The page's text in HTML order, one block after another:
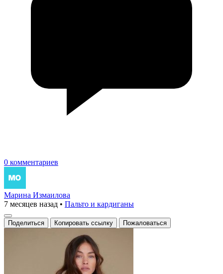
0 комментариев
Марина Измаилова
7 месяцев назад • Пальто и кардиганы
Поделиться Копировать ссылку Пожаловаться